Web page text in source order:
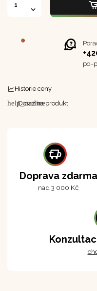
Historie ceny
help_outline
Dotaz na produkt
Doprava zdarma
nad 3 000 Kč